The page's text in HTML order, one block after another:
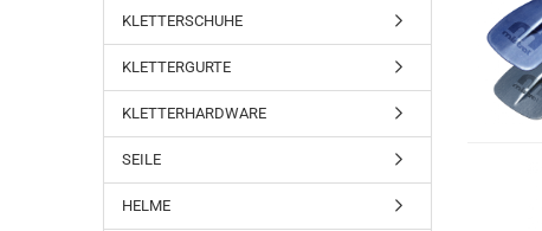
KLETTERSCHUHE
KLETTERGURTE
KLETTERHARDWARE
SEILE
HELME